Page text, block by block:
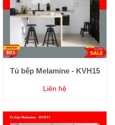
Tủ bếp Melamine - KVH15
Liên hệ